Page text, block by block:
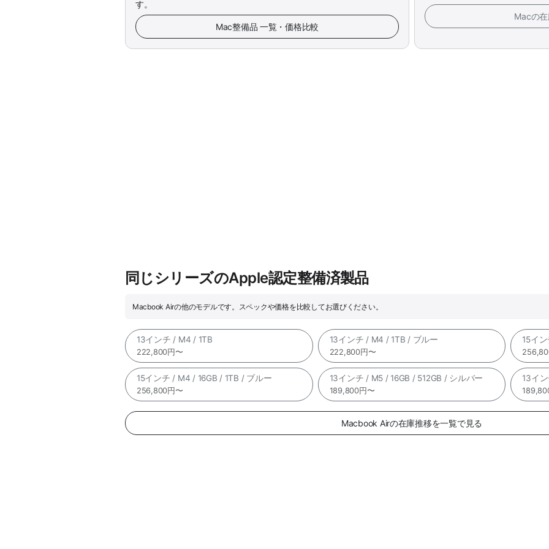
す。
Mac整備品 一覧・価格比較
Macの
同じシリーズのApple認定整備済製品
Macbook Airの他のモデルです。スペックや価格を比較してお選びください。
13インチ / M4 / 1TB
222,800円〜
13インチ / M4 / 1TB / ブルー
222,800円〜
15イ
15インチ / M4 / 16GB / 1TB / ブルー
256,800円〜
13インチ / M5 / 16GB / 512GB / シルバー
189,800円〜
13イ
Macbook Airの在庫推移を一覧で見る